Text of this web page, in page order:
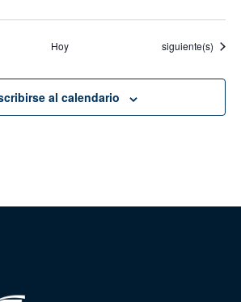
Hoy Eventos
siguiente(s)
al calendario